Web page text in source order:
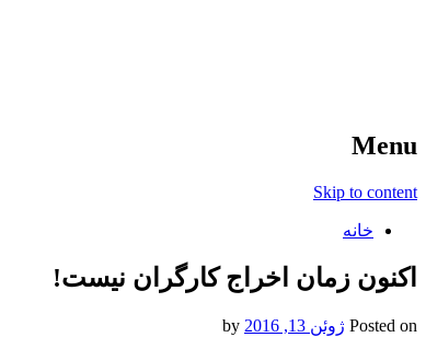
Menu
Skip to content
خانه
اکنون زمان اخراج کارگران نیست!
Posted on ژوئن 13, 2016